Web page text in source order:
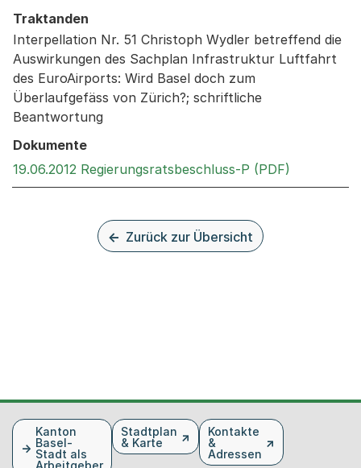
Traktanden
Interpellation Nr. 51 Christoph Wydler betreffend die
Auswirkungen des Sachplan Infrastruktur Luftfahrt
des EuroAirports: Wird Basel doch zum
Überlaufgefäss von Zürich?; schriftliche
Beantwortung
Dokumente
19.06.2012 Regierungsratsbeschluss-P (PDF)
Zurück zur Übersicht
FusszeileKanton
Basel-
Stadt als
Arbeitgeber
Stadtplan
& Karte
Kontakte
&
Adressen